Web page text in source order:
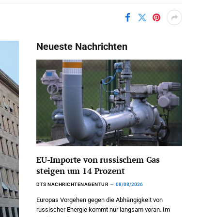
Neueste Nachrichten
EU-Importe von russischem Gas
steigen um 14 Prozent
DTS NACHRICHTENAGENTUR 08/08/2026
Europas Vorgehen gegen die Abhängigkeit von
russischer Energie kommt nur langsam voran. Im